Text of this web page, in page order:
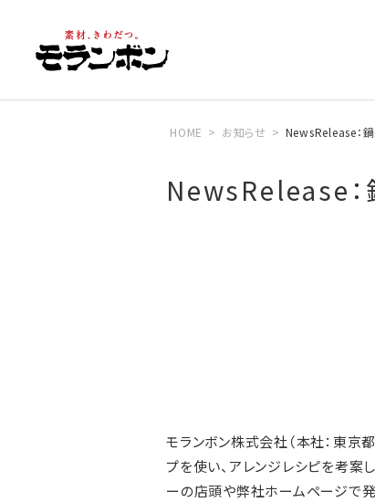
HOME お知らせ NewsRelease：鍋
NewsRelease：
モランボン株式会社（本社：東
プを使い、アレンジレシピを考案
ーの店頭や弊社ホームページで発